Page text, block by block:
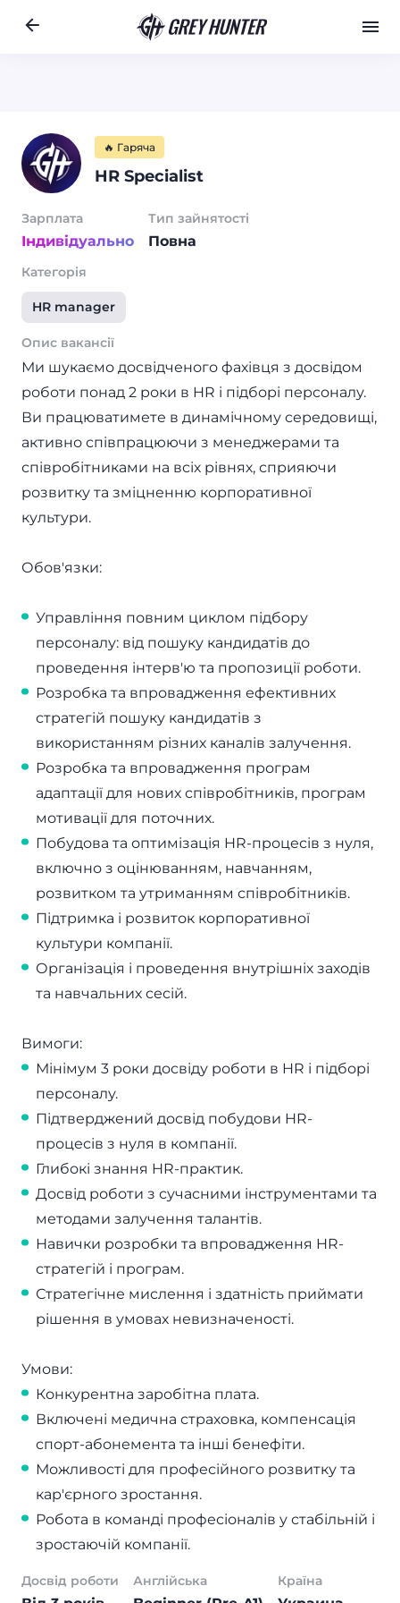
🔥 Гаряча
HR Specialist
Зарплата
Індивідуально
Тип зайнятості
Повна
Категорія
HR manager
Опис вакансії
Ми шукаємо досвідченого фахівця з досвідом
роботи понад 2 роки в HR і підборі персоналу.
Ви працюватимете в динамічному середовищі,
активно співпрацюючи з менеджерами та
співробітниками на всіх рівнях, сприяючи
розвитку та зміцненню корпоративної
культури.
Обов'язки:
Управління повним циклом підбору
персоналу: від пошуку кандидатів до
проведення інтерв'ю та пропозиції роботи.
Розробка та впровадження ефективних
стратегій пошуку кандидатів з
використанням різних каналів залучення.
Розробка та впровадження програм
адаптації для нових співробітників, програм
мотивації для поточних.
Побудова та оптимізація HR-процесів з нуля,
включно з оцінюванням, навчанням,
розвитком та утриманням співробітників.
Підтримка і розвиток корпоративної
культури компанії.
Організація і проведення внутрішніх заходів
та навчальних сесій.
Вимоги:
Мінімум 3 роки досвіду роботи в HR і підборі
персоналу.
Підтверджений досвід побудови HR-
процесів з нуля в компанії.
Глибокі знання HR-практик.
Досвід роботи з сучасними інструментами та
методами залучення талантів.
Навички розробки та впровадження HR-
стратегій і програм.
Стратегічне мислення і здатність приймати
рішення в умовах невизначеності.
Умови:
Конкурентна заробітна плата.
Включені медична страховка, компенсація
спорт-абонемента та інші бенефіти.
Можливості для професійного розвитку та
кар'єрного зростання.
Робота в команді професіоналів у стабільній і
зростаючій компанії.
Досвід роботи Англійська Країна